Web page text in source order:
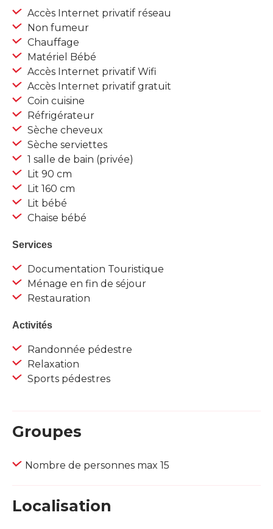
Accès Internet privatif réseau
Non fumeur
Chauffage
Matériel Bébé
Accès Internet privatif Wifi
Accès Internet privatif gratuit
Coin cuisine
Réfrigérateur
Sèche cheveux
Sèche serviettes
1 salle de bain (privée)
Lit 90 cm
Lit 160 cm
Lit bébé
Chaise bébé
Services
Documentation Touristique
Ménage en fin de séjour
Restauration
Activités
Randonnée pédestre
Relaxation
Sports pédestres
Groupes
Nombre de personnes max 15
Localisation